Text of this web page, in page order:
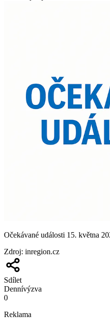
Očekávané události 15. května
Zdroj: inregion.cz
Sdílet
Dennívýzva
0
Reklama